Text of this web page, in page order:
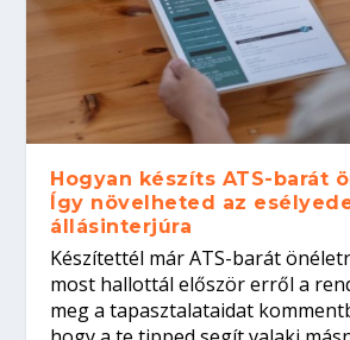
Hogyan készíts ATS-barát
Így növelheted az
állásinterjúra
Készítettél már ATS-barát
most hallottál először erről a
meg a tapasztalataidat